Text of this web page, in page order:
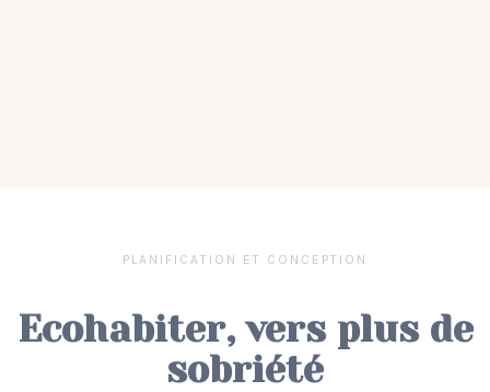
PLANIFICATION ET CONCEPTION
Ecohabiter, vers plus de
sobriété